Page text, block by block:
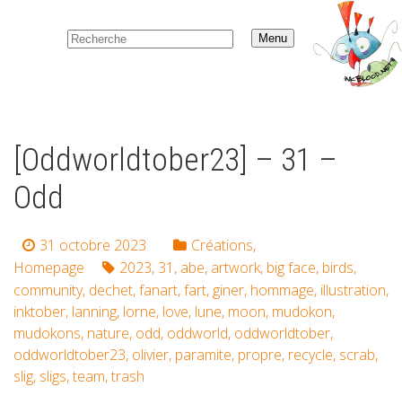
Menu
[Oddworldtober23] – 31 –
Odd
31 octobre 2023 Créations,
Homepage
2023, 31 , abe, artwork, big face, birds,
community, dechet,fanart,fart, giner, hommage, illustration,
inktober, lanning, lorne, love, lune, moon, mudokon,
mudokons, nature, odd, oddworld, oddworldtober,
oddworldtober23, olivier, paramite, propre, recycle, scrab,
slig, sligs,team,trash